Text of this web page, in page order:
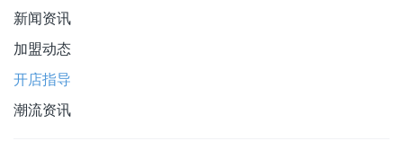
新闻资讯
加盟动态
开店指导
潮流资讯